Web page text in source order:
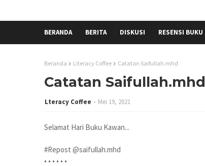
BERANDA BERITA DISKUSI RESENSI BUKU
Beranda Literacy Coffee Catatan Saifullah.mhd
Catatan Saifullah.mhd
Lteracy Coffee Mei 19, 2021
Selamat Hari Buku Kawan...
#Repost @saifullah.mhd
• • • • • •